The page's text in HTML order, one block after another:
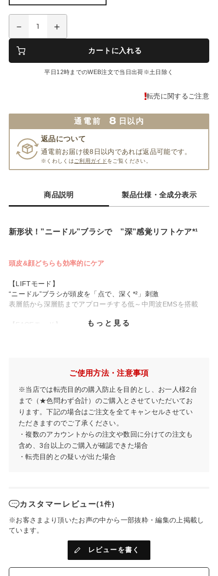
カートに入れる
平日12時までのWEB注文で当日出荷※土日除く
転売に関するご注意
通電前 8 日以内
返品について
通電前お届け後8日以内であれば返品可能です。
※くわしくは ご利用ガイドをご覧ください。
商品説明 製品仕様・全成分表示
新形状！”ニードル”ブラシで ”深”感覚リフトケア*¹
頭皮&顔どちらも効率的にケア
【LIFTモード】
“ニードル”ブラシが頭皮を「点で、深く*²」刺激
表層筋から深層筋までアプローチする低～中周波EMSを搭載
【FACEモード】
お風呂でも使える防水仕様*4
シャンプー時など、お風呂での使用が可能。
*¹…引き上げるように動かすこと *²…体感のこと
もっと見る
ご使用方法・注意事項
※当店では転売目的の購入防止を目的とし、お一人様2台
まで（★色問わず合計）のご購入とさせていただいてお
ります。下記の場合はご注文を全てキャンセルさせてい
ただきますのでご了承ください。
・複数のアカウントからの注文や数回に分けての注文も
含め、3台以上のご購入が確認できた場合
・転売目的との疑いが出た場合
カスタマーレビュー(1件)
※お客さまより頂いたお声の中から一部抜粋・編集の上掲載し
ています。
レビューを書く